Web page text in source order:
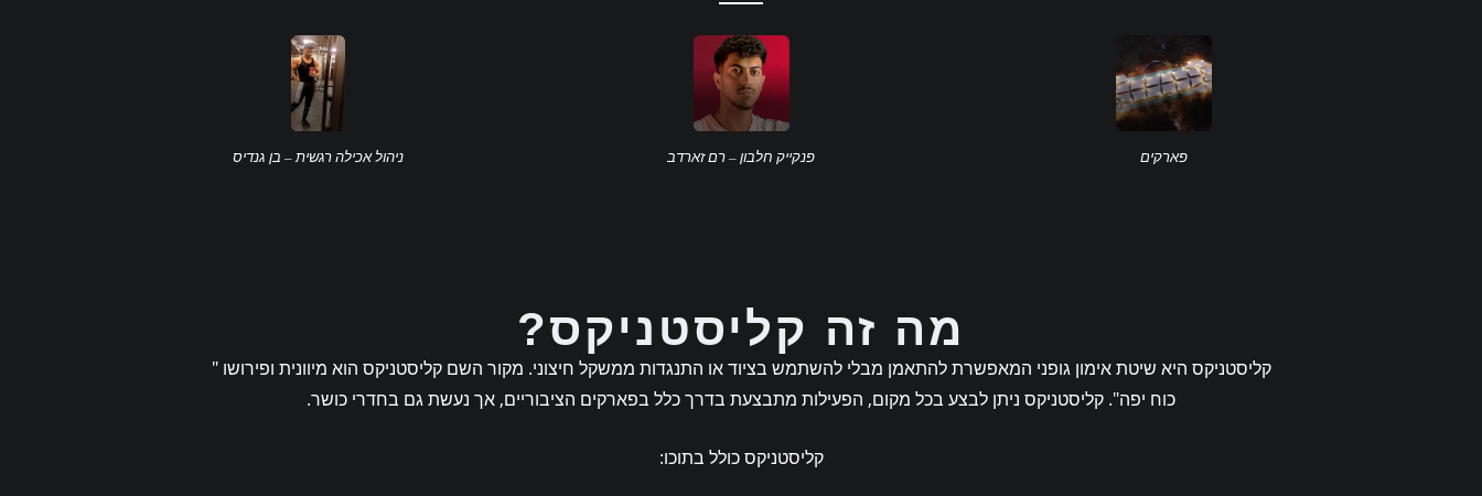
פארקים פנקייק חלבון – רם זארדב ניהול אכילה רגשית – בן גנדיס
מה זה קליסטניקס?
קליסטניקס היא שיטת אימון גופני המאפשרת להתאמן מבלי להשתמש בציוד או התנגדות ממשקל חיצוני. מקור השם קליסטניקס הוא מיוונית ופירושו "
כוח יפה". קליסטניקס ניתן לבצע בכל מקום, הפעילות מתבצעת בדרך כלל בפארקים הציבוריים, אך נעשת גם בחדרי כושר.
קליסטניקס כולל בתוכו: